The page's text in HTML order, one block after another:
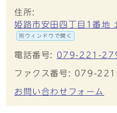
住所:
姫路市安田四丁目1番地
別ウィンドウで開く
電話番号: 079-221-
ファクス番号: 079-
お問い合わせフォーム